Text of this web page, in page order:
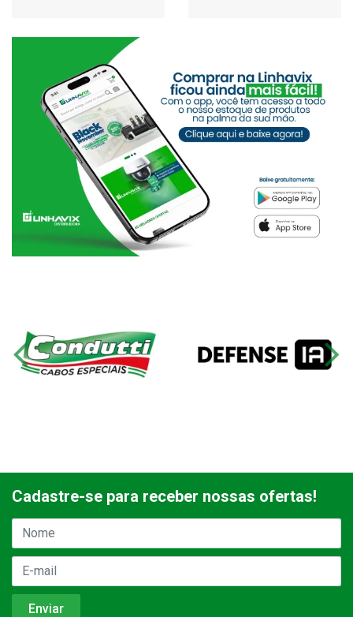
Cadastre-se para receber nossas ofertas!